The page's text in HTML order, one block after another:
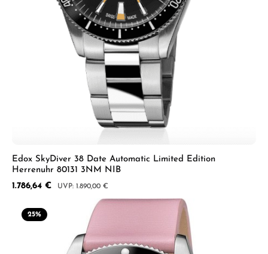
Edox SkyDiver 38 Date Automatic Limited Edition
Herrenuhr 80131 3NM NIB
Verkaufspreis:
1.786,64 € Regulärer Preis:
1.890,00 €
25%